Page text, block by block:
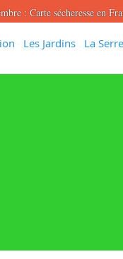
Les Jardins La
: Carte sécheresse en